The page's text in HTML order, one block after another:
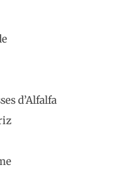
d’Alfalfa